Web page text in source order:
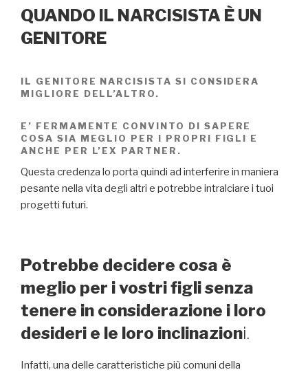
QUANDO IL NARCISISTA È UN
GENITORE
IL GENITORE NARCISISTA SI CONSIDERA
MIGLIORE DELL’ALTRO.
E’ FERMAMENTE CONVINTO DI SAPERE
COSA SIA MEGLIO PER I PROPRI FIGLI E
ANCHE PER L’EX PARTNER.
Questa credenza lo porta quindi ad interferire in maniera
pesante nella vita degli altri e potrebbe intralciare i tuoi
progetti futuri.
Potrebbe decidere cosa è
meglio per i vostri figli senza
tenere in considerazione i loro
desideri e le loro inclinazioni.
Infatti, una delle caratteristiche più comuni della